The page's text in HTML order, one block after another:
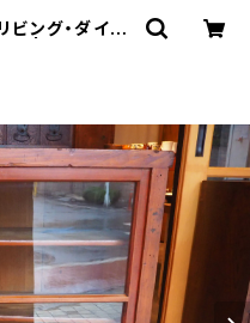
ング・ダイニ